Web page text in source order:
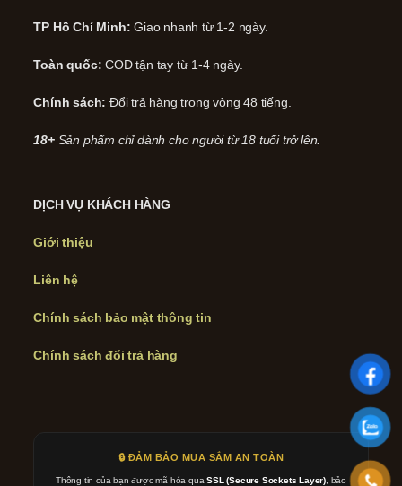
TP Hồ Chí Minh: Giao nhanh từ 1-2 ngày.
Toàn quốc: COD tận tay từ 1-4 ngày.
Chính sách: Đổi trả hàng trong vòng 48 tiếng.
18+ Sản phẩm chỉ dành cho người từ 18 tuổi trở lên.
DỊCH VỤ KHÁCH HÀNG
Giới thiệu
Liên hệ
Chính sách bảo mật thông tin
Chính sách đổi trả hàng
🔒 ĐẢM BẢO MUA SẮM AN TOÀN
Thông tin của bạn được mã hóa quaSSL (Secure Sockets Layer), bảo